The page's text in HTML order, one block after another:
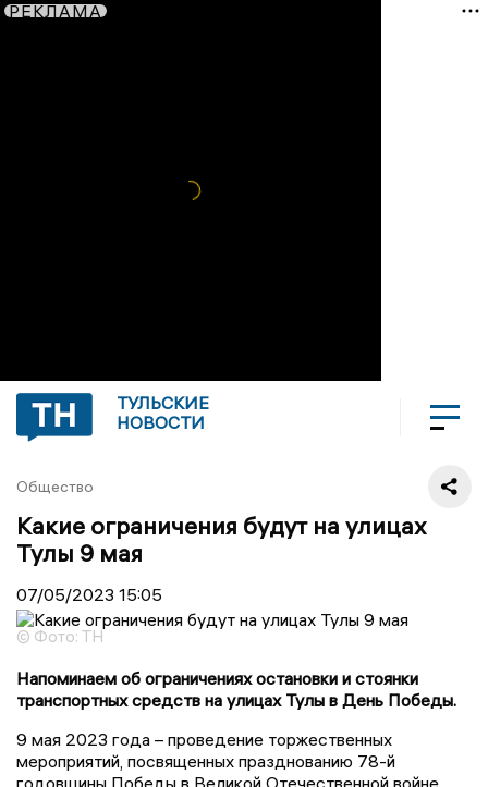
РЕКЛАМА
ТУЛЬСКИЕ
НОВОСТИ
Общество
Какие ограничения будут на улицах
Тулы 9 мая
07/05/2023 15:05
© Фото: ТН
Напоминаем об ограничениях остановки и стоянки
транспортных средств на улицах Тулы в День Победы.
9 мая 2023 года – проведение торжественных
мероприятий, посвященных празднованию 78-й
годовщины Победы в Великой Отечественной войне